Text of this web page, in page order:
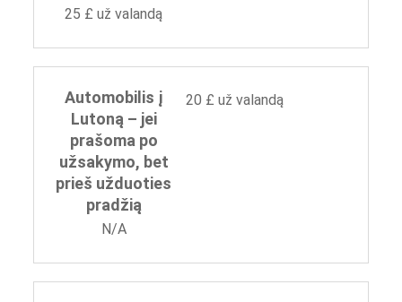
25 £ už valandą
Automobilis į
Lutoną – jei
prašoma po
užsakymo, bet
prieš užduoties
pradžią
20 £ už valandą
N/A